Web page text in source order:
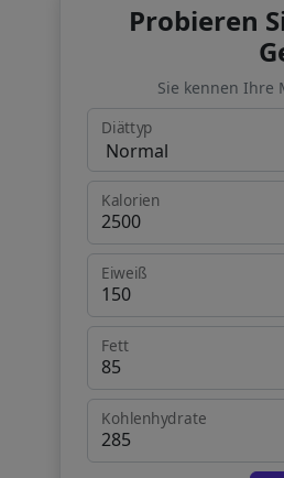
Probieren
Sie kennen Ihre
Diättyp
Kalorien
Eiweiß
Fett
Kohlenhydrate